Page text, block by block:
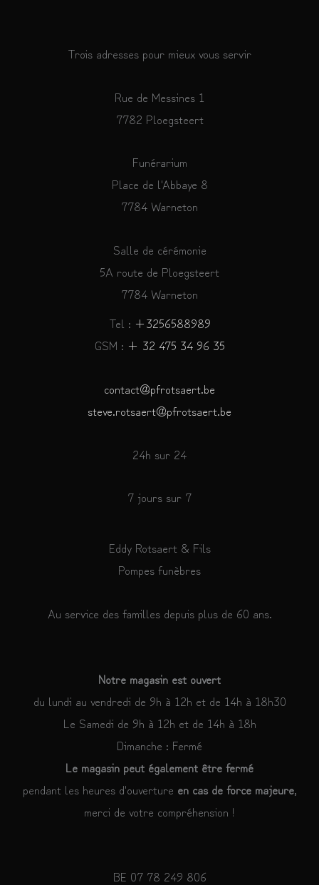
Trois adresses pour mieux vous servir
Rue de Messines 1
7782 Ploegsteert
Funérarium
Place de l'Abbaye 8
7784 Warneton
Salle de cérémonie
5A route de Ploegsteert
7784 Warneton
Tel : +3256588989
GSM : + 32 475 34 96 35
contact@pfrotsaert.be
steve.rotsaert@pfrotsaert.be
24h sur 24
7 jours sur 7
Eddy Rotsaert & Fils
Pompes funèbres
Au service des familles depuis plus de 60 ans.
Notre magasin est ouvert
du lundi au vendredi de 9h à 12h et de 14h à 18h30
Le Samedi de 9h à 12h et de 14h à 18h
Dimanche : Fermé
Le magasin peut également être fermé
pendant les heures d'ouverture en cas de force majeure,
merci de votre compréhension !
BE 07 78 249 806